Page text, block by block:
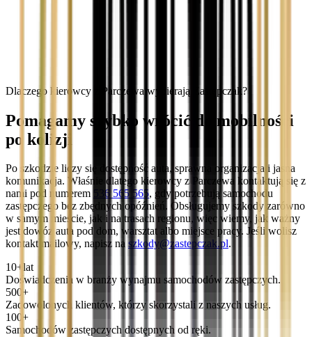
Dlaczego kierowcy z Parczewa wybierają Zastępczak?
Pomagamy szybko wrócić do mobilności
po kolizji
Po szkodzie liczy się dostępność auta, sprawna organizacja i jasna
komunikacja. Właśnie dlatego kierowcy z Parczewa kontaktują się z
nami pod numerem
536 565 565, gdy potrzebują samochodu
zastępczego bez zbędnych opóźnień. Obsługujemy szkody zarówno
w samym mieście, jak i na trasach regionu, więc wiemy, jak ważny
jest dowóz auta pod dom, warsztat albo miejsce pracy. Jeśli wolisz
kontakt mailowy, napisz na szkody@zastepczak.pl.
10+ lat
Doświadczenia w branży wynajmu samochodów zastępczych.
500+
Zadowolonych klientów, którzy skorzystali z naszych usług.
100+
Samochodów zastępczych dostępnych od ręki.